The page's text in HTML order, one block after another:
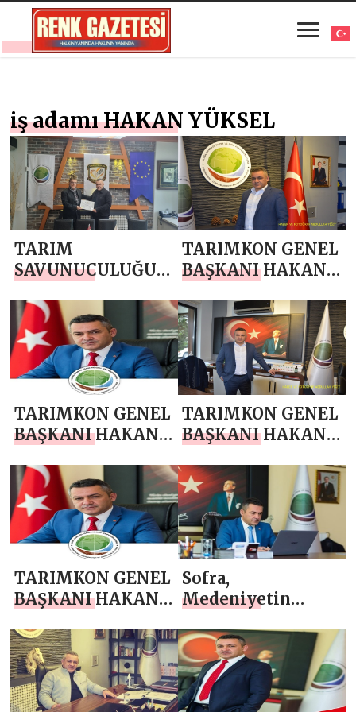
iş adamı HAKAN YÜKSEL
TARIM
SAVUNUCULUĞU
SEKRETERLİĞİNE
YENİ
GÖREVLENDİRME
TARIMKON GENEL
BAŞKANI HAKAN
ARALIK DÜNYA
İNSAN HAKLARI
GÜNÜ MESAJI
TARIMKON GENEL
BAŞKANI HAKAN
KASIM
ÖĞRETMENLER
GÜNÜ MESAJI
TARIMKON GENEL
BAŞKANI HAKAN
KASIM
ATATÜRK’Ü ANMA
GÜNÜ MESAJI
TARIMKON GENEL
BAŞKANI HAKAN
EKİM
CUMHURİYET
BAYRAMI MESAJI
Sofra,
Medeniyetin
Gazeteci Abdullah
Yiğit’in,
TARIMKON Genel
Başkanı Hakan